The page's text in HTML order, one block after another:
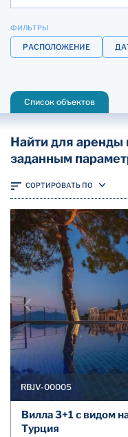
ФИЛЬТРЫ
РАСПОЛОЖЕНИЕ
Список объектов
Найти для аренды
заданным
СОРТИРОВАТЬ ПО
RBJV-00005
Вилла 3+1 с видом
Турция